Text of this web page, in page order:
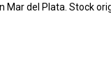
del Plata. Stock